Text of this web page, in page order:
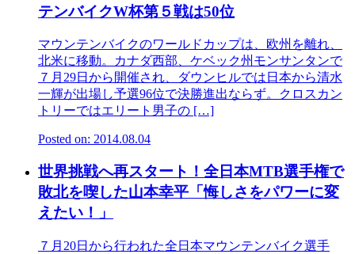
テンバイクW杯第５戦は50位
マウンテンバイクのワールドカップは、欧州を離れ、
北米に移動。カナダ西部、ケベック州モンサンタンで
７月29日から開催され、ダウンヒルでは日本から清水
一輝が出場し予選96位で決勝進出ならず。クロスカン
トリーではエリート男子の […]
Posted on: 2014.08.04
世界挑戦へ再スタート！全日本MTB選手権で
敗北を喫した山本幸平「悔しさをパワーに変
えたい！」
７月20日から行われた全日本マウンテンバイク選手